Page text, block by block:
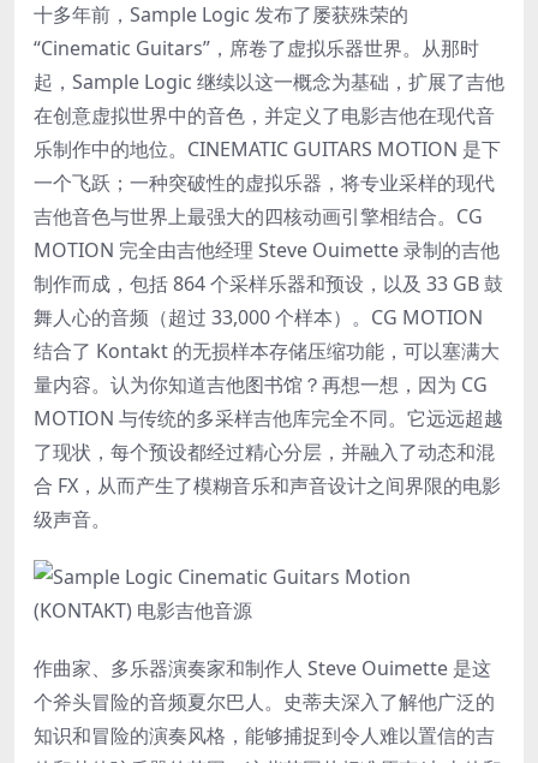
十多年前，Sample Logic 发布了屡获殊荣的
“Cinematic Guitars”，席卷了虚拟乐器世界。从那时
起，Sample Logic 继续以这一概念为基础，扩展了吉他
在创意虚拟世界中的音色，并定义了电影吉他在现代音
乐制作中的地位。CINEMATIC GUITARS MOTION 是下
一个飞跃；一种突破性的虚拟乐器，将专业采样的现代
吉他音色与世界上最强大的四核动画引擎相结合。CG
MOTION 完全由吉他经理 Steve Ouimette 录制的吉他
制作而成，包括 864 个采样乐器和预设，以及 33 GB 鼓
舞人心的音频（超过 33,000 个样本）。CG MOTION
结合了 Kontakt 的无损样本存储压缩功能，可以塞满大
量内容。认为你知道吉他图书馆？再想一想，因为 CG
MOTION 与传统的多采样吉他库完全不同。它远远超越
了现状，每个预设都经过精心分层，并融入了动态和混
合 FX，从而产生了模糊音乐和声音设计之间界限的电影
级声音。
作曲家、多乐器演奏家和制作人 Steve Ouimette 是这
个斧头冒险的音频夏尔巴人。史蒂夫深入了解他广泛的
知识和冒险的演奏风格，能够捕捉到令人难以置信的吉